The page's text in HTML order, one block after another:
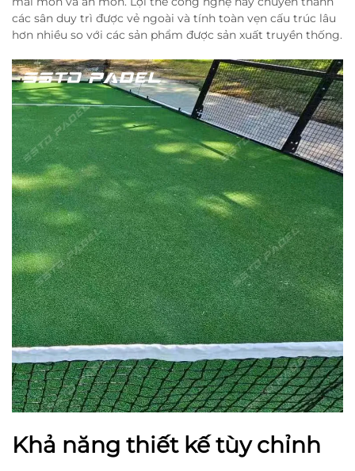
các sân duy trì được vẻ ngoài và tính toàn vẹn cấu trúc lâu
hơn nhiều so với các sản phẩm được sản xuất truyền thống.
Khả năng thiết kế tùy chỉnh